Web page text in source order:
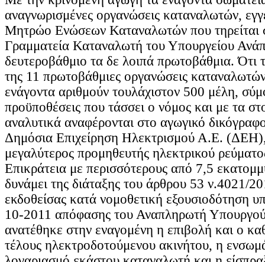
αναγνωρισμένες οργανώσεις καταναλωτών,
Μητρώο Ενώσεων Καταναλωτών που τηρείται
Γραμματεία Καταναλωτή του Υπουργείου
δευτεροβάθμιο τα δε λοιπά πρωτοβάθμια. Ότι
της 11 πρωτοβάθμιες οργανώσεις
ενάγοντα αριθμούν τουλάχιστον 500 μέλη,
προϋποθέσεις που τάσσει ο νόμος και με τα
αναλυτικά αναφέρονται στο αγωγικό
Δημόσια Επιχείρηση Ηλεκτρισμού Α.Ε. (ΔΕΗ),
μεγαλύτερος προμηθευτής ηλεκτρικού
Επικράτεια με περισσότερους από 7,5
δυνάμει της διάταξης του άρθρου 53 ν.4021/
εκδοθείσας κατά νομοθετική εξουσιοδότηση
10-2011 απόφασης του Αναπληρωτή
ανατέθηκε στην εναγομένη η επιβολή και ο
τέλους ηλεκτροδοτούμενου ακινήτου, η